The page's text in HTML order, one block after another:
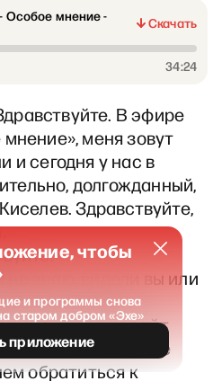
Особое мнение -
Скачать
34:24
В эфире
меня зовут
и сегодня у нас в
долгожданный,
Здравствуйте,
знаю, видели вы или
поток, миллион
к нам на сайт
очень вас здесь не
обратиться к
чтобы
и программы снова
старом добром «Эхе»
приложение